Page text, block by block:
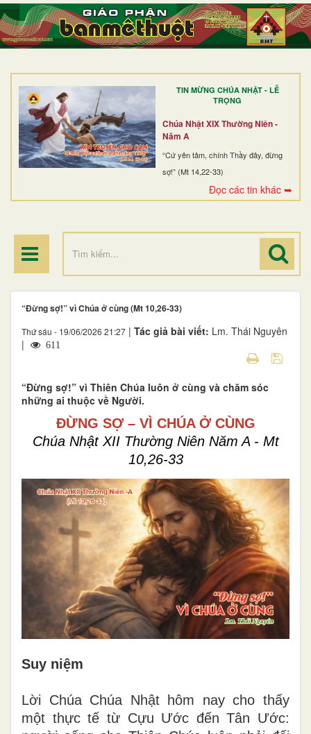
TIN MỪNG CHÚA NHẬT - LỄ
TRỌNG
Chúa Nhật XIX Thường Niên -
Năm A
“Cứ yên tâm, chính Thầy đây, đừng
sợ!” (Mt 14,22-33)
Đọc các tin khác ➥
TRANG NHẤT
GIỚI THIỆU
DÒNG TU
BAN MỤC VỤ
ĐOÀN THỂ CG
ĐIỂM HÀNH HƯƠNG
“Đừng sợ!” vì Chúa ở cùng (Mt 10,26-33)
Thứ sáu - 19/06/2026 21:27 | Tác giả bài viết: Lm. Thái Nguyên
|
611
“Đừng sợ!” vì Thiên Chúa luôn ở cùng và chăm sóc
những ai thuộc về Người.
ĐỪNG SỢ – VÌ CHÚA Ở CÙNG
Chúa Nhật XII Thường Niên Năm A - Mt
10,26-33
Suy niệm
Lời Chúa Chúa Nhật hôm nay cho thấy
một thực tế từ Cựu Ước đến Tân Ước: